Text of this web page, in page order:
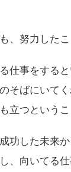
、努力したこ
仕事をする
そばにいて
立つというこ
功した未来
、向いてる